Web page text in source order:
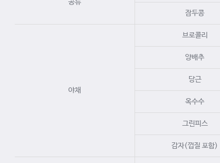
콩류
잠두콩
야채
브로콜리
양배추
당근
옥수수
그린피스
감자(껍질 포함)